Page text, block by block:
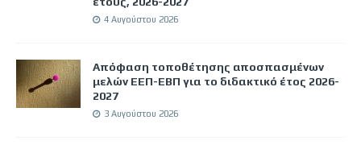
4 Αυγούστου 2026
Απόφαση τοποθέτησης αποσπασμένων
μελών ΕΕΠ-ΕΒΠ για το διδακτικό έτος 2026-
2027
3 Αυγούστου 2026